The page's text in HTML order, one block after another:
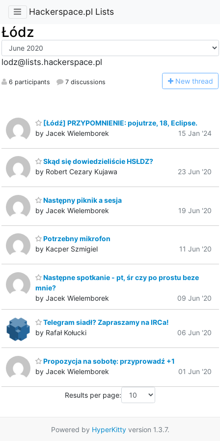
Hackerspace.pl Lists
Łódz
lodz@lists.hackerspace.pl
6 participants 7 discussions New thread
[Łódź] PRZYPOMNIENIE: pojutrze, 18, Eclipse.
by Jacek Wielemborek
15 Jan '24
Skąd się dowiedzieliście HSŁDZ?
by Robert Cezary Kujawa
23 Jun '20
Następny piknik a sesja
by Jacek Wielemborek
19 Jun '20
Potrzebny mikrofon
by Kacper Szmigiel
11 Jun '20
Następne spotkanie - pt, śr czy po prostu beze
mnie?
by Jacek Wielemborek
09 Jun '20
Telegram siadł? Zapraszamy na IRCa!
by Rafał Kołucki
06 Jun '20
Propozycja na sobotę: przyprowadź +1
by Jacek Wielemborek
01 Jun '20
Results per page:
Powered by HyperKittyversion 1.3.7.